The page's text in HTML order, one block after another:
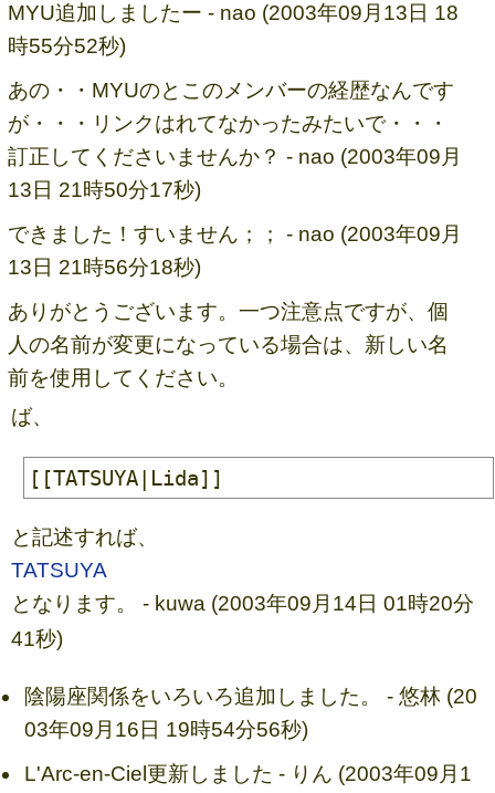
MYU追加しましたー - nao (2003年09月13日 18
時55分52秒)
あの・・MYUのとこのメンバーの経歴なんです
が・・・リンクはれてなかったみたいで・・・
訂正してくださいませんか？ - nao (2003年09月
13日 21時50分17秒)
できました！すいません；； - nao (2003年09月
13日 21時56分18秒)
ありがとうございます。一つ注意点ですが、個
人の名前が変更になっている場合は、新しい名
前を使用してください。
ば、
と記述すれば、
TATSUYA
となります。 - kuwa (2003年09月14日 01時20分
41秒)
陰陽座関係をいろいろ追加しました。 - 悠林 (20
03年09月16日 19時54分56秒)
L'Arc-en-Ciel更新しました - りん (2003年09月1